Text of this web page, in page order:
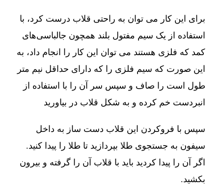
برای این کار می توان به راحتی قلاب درست کرد، با
استفاده از یک سیم مفتول بلند همچون جالباسی‌های
کمد که فلزی هستند می توان این کار را انجام داد، به
این صورت که سیم فلزی را که دارای حداقل نیم متر
طول است را صاف و سپس سر آن را با استفاده از
انبردست خم کرده و به شکل قلاب در بیاورید
سپس با فروکردن این قلاب دست ساز به داخل
سیفون به جستجوی طلا بپردازید تا طلا را پیدا کنید.
اگر آن را پیدا کردید باید با قلاب آن را گرفته و بیرون
بکشید.